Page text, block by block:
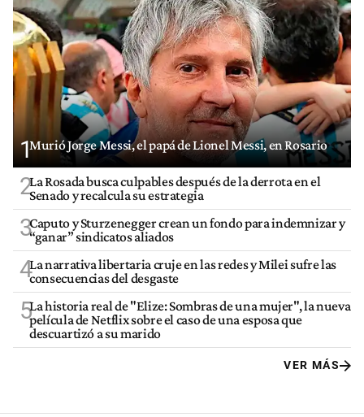
1Murió Jorge Messi, el papá de Lionel Messi, en Rosario
2La Rosada busca culpables después de la derrota en el
Senado y recalcula su estrategia
3Caputo y Sturzenegger crean un fondo para indemnizar y
“ganar” sindicatos aliados
4La narrativa libertaria cruje en las redes y Milei sufre las
consecuencias del desgaste
5La historia real de "Elize: Sombras de una mujer", la nueva
película de Netflix sobre el caso de una esposa que
descuartizó a su marido
VER MÁS